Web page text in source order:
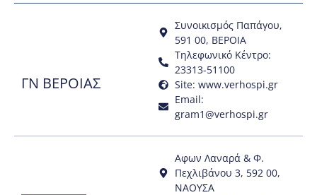
ΓΝ ΒΕΡΟΙΑΣ
Συνοικισμός Παπάγου,
591 00, ΒΕΡΟΙΑ
Τηλεφωνικό Κέντρο:
23313-51100
Site: www.verhospi.gr
Email:
gram1@verhospi.gr
Αφων Λαναρά & Φ.
Πεχλιβάνου 3, 592 00,
ΝΑΟΥΣΑ